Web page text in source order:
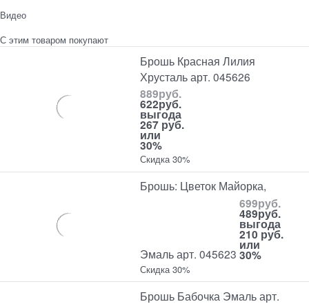
Видео
С этим товаром покупают
Брошь Красная Лилия
Хрусталь арт. 045626
889руб.
622руб.
выгода
267 руб.
или
30%
Скидка 30%
Брошь: Цветок Майорка,
Эмаль арт. 045623
699руб.
489руб.
выгода
210 руб.
или
30%
Скидка 30%
Брошь Бабочка Эмаль арт.